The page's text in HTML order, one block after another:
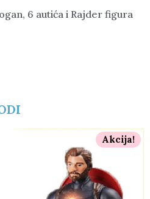
6 autića i Rajder figura
Akcija!